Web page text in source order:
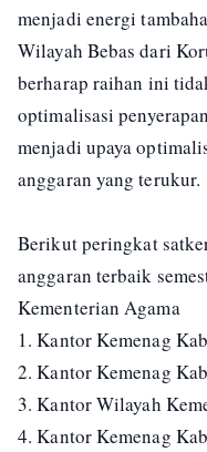
menjadi energi
Wilayah Bebas dari
berharap raihan ini
optimalisasi
menjadi upaya
anggaran yang terukur.
Berikut peringkat
anggaran terbaik
Kementerian Agama
1. Kantor Kemenag
2. Kantor Kemenag
3. Kantor Wilayah
4. Kantor Kemenag